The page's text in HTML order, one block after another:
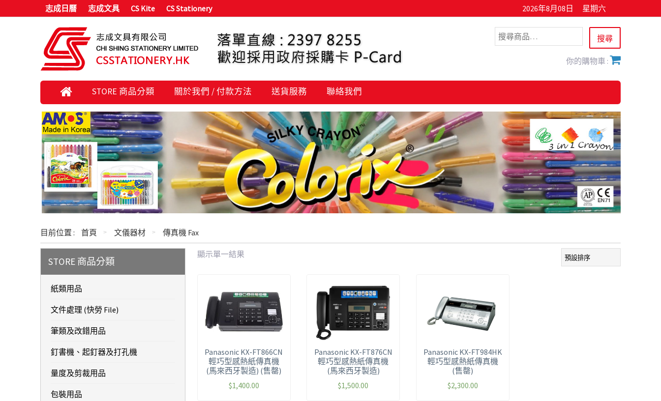
志成日曆 志成文具 CS Kite CS Stationery 2026年8月08日 星期六
你的購物車 :
STORE 商品分類 關於我們 / 付款方法 送貨服務 聯絡我們
目前位置 : 首頁 文儀器材 傳真機 Fax
顯示單一結果
Panasonic KX-FT866CN
輕巧型感熱紙傳真機
(馬來西牙製造) (售罄)
$1,400.00
Panasonic KX-FT876CN
輕巧型感熱紙傳真機
(馬來西牙製造)
$1,500.00
Panasonic KX-FT984HK
輕巧型感熱紙傳真機
(售罄)
$2,300.00
STORE 商品分類
紙類用品
文件處理 (快勞 File)
筆類及改錯用品
釘書機、起釘器及打孔機
量度及剪裁用品
包裝用品